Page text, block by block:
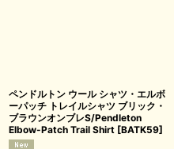
ペンドルトン ウール シャツ・エルボ
ーパッチ トレイルシャツ ブリック・
ブラウンオンブレS/Pendleton
Elbow-Patch Trail Shirt [BATK59]